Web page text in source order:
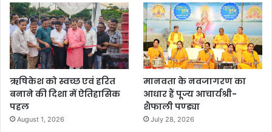
ऋषिकेश को स्वच्छ एवं हरित
बनाने की दिशा में ऐतिहासिक
पहल
August 1, 2026
मानवता के नवजागरण का
आधार हैं पूज्य आचार्यश्री-
शैफाली पण्ड्या
July 28, 2026